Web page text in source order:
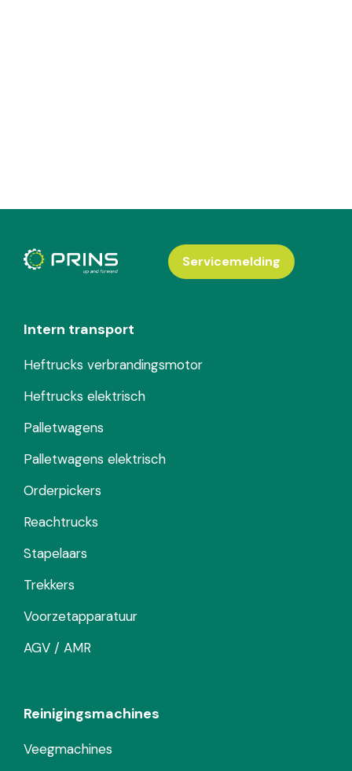
Intern transport
Heftrucks verbrandingsmotor
Heftrucks elektrisch
Palletwagens
Palletwagens elektrisch
Orderpickers
Reachtrucks
Stapelaars
Trekkers
Voorzetapparatuur
AGV / AMR
Reinigingsmachines
Veegmachines
Servicemelding